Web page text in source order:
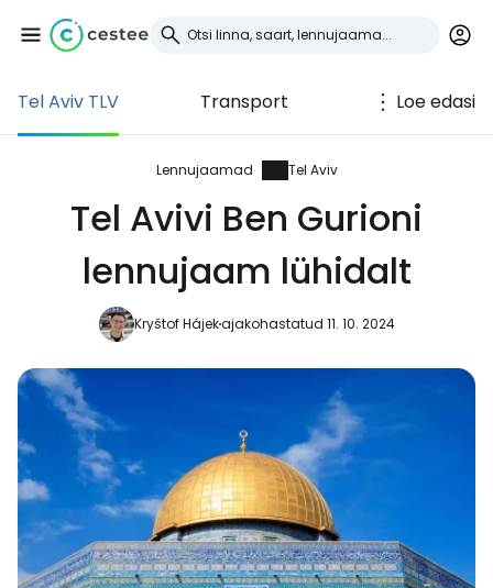
Tel Aviv TLV Transport Loe edasi
Lennujaamad Tel Aviv
Tel Avivi Ben Gurioni
lennujaam lühidalt
Kryštof Hájekajakohastatud 11. 10. 2024
Logi sisse
Cestee'sse
... ülemaailmne reisikogukond
Jätka Facebookiga
Jätkake e-kirjaga